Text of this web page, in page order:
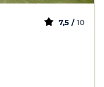
7,5 / 10